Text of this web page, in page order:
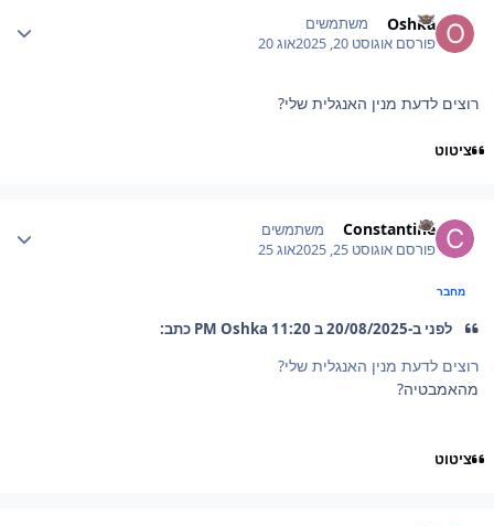
Oshka משתמשים
פורסםאוגוסט 20, 2025 אוג 20
רוצים לדעת מנין האנגלית שלי?
ציטוט
Constantine משתמשים
פורסםאוגוסט 25, 2025 אוג 25
מחבר
לפני ב-20/08/2025 ב 11:20 PM Oshka כתב:
רוצים לדעת מנין האנגלית שלי?
מהאמבטיה?
ציטוט